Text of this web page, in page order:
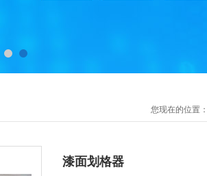
您现在的位置：
漆面划格器